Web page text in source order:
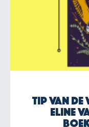
Tip van de
Eline